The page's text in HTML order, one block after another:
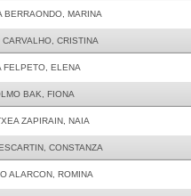
BERRAONDO, MARINA
CRISTINA
FELPETO, ELENA
BAK, FIONA
ZAPIRAIN, NAIA
CONSTANZA
ALARCON, ROMINA